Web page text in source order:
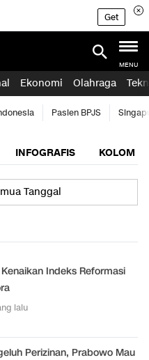
Get
MENU
Ekonomi Olahraga
Pasien BPJS
INFOGRAFIS KOLOM
Indeks Reformasi
lalu
Perizinan, Prabowo Mau